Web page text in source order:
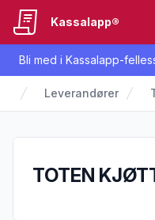
Bli med i Kassalapp-
Kassalapp®
Leverandører
TOTEN